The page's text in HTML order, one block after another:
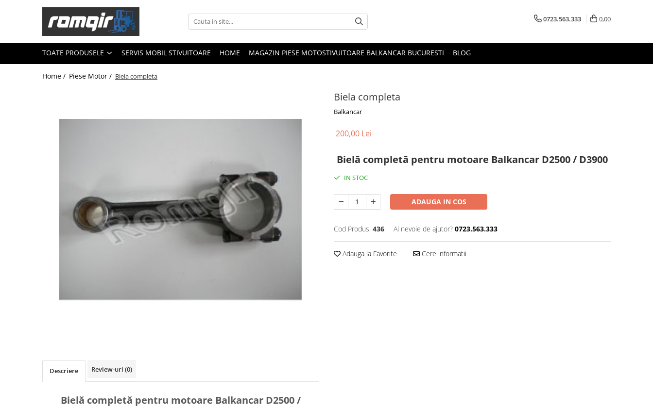
Piese Motor
Piese Motor D 2500
Piese Motor D 3900
Sistem Alimentare Balkancar
Diverse Piese Alimentare
Pompe Transmisie
Sisteme Balkancar
0723.563.333 0,00
TOATE PRODUSELE SERVIS MOBIL STIVUITOARE HOME MAGAZIN PIESE MOTOSTIVUITOARE BALKANCAR BUCURESTI BLOG
Home / Piese Motor / Biela completa
Biela completa
Balkancar
200,00 Lei
Bielă completă pentru motoare Balkancar D2500 / D3900
IN STOC
ADAUGA IN COS
Cod Produs: 436 Ai nevoie de ajutor? 0723.563.333
Adauga la Favorite Cere informatii
Descriere Review-uri (0)
Bielă completă pentru motoare Balkancar D2500 /